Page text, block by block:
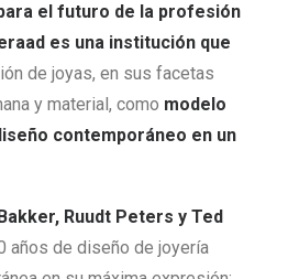
el futuro de la profesión
es una institución que
de joyas, en sus facetas
y material, como modelo
contemporáneo en un
Ruudt Peters y Ted
años de diseño de joyería